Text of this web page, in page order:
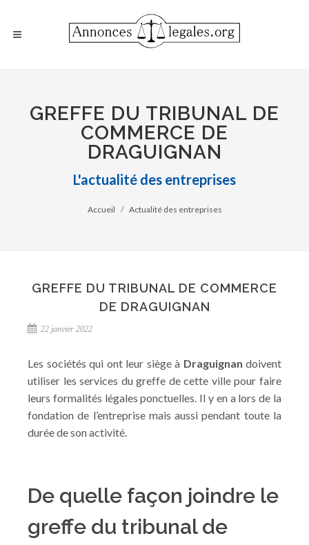
GREFFE DU TRIBUNAL DE
COMMERCE DE
DRAGUIGNAN
L'actualité des entreprises
Accueil Actualité des entreprises
GREFFE DU TRIBUNAL DE COMMERCE
DE DRAGUIGNAN
22 janvier 2022
Les sociétés qui ont leur siège à Draguignan doivent
utiliser les services du greffe de cette ville pour faire
leurs formalités légales ponctuelles. Il y en a lors de la
fondation de l’entreprise mais aussi pendant toute la
durée de son activité.
De quelle façon joindre le
greffe du tribunal de